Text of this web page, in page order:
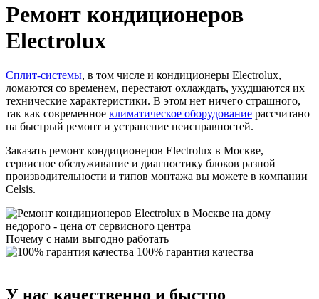
Ремонт кондиционеров
Electrolux
Сплит-системы, в том числе и кондиционеры Electrolux,
ломаются со временем, перестают охлаждать, ухудшаются их
технические характеристики. В этом нет ничего страшного,
так как современное климатическое оборудование рассчитано
на быстрый ремонт и устранение неисправностей.
Заказать ремонт кондиционеров Electrolux в Москве,
сервисное обслуживание и диагностику блоков разной
производительности и типов монтажа вы можете в компании
Celsis.
Почему с нами выгодно работать
100% гарантия качества
У нас качественно и быстро